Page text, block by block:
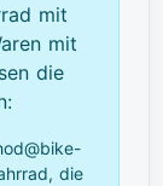
mit
mit
die
die